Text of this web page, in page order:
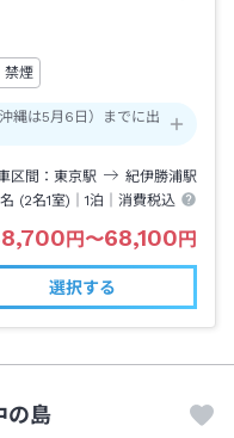
禁煙
縄は5月6日）までに出
区間 東京駅 紀伊勝浦駅
(2名1室)｜1泊 ｜消費税込
円 〜68,100 円
選択する
島